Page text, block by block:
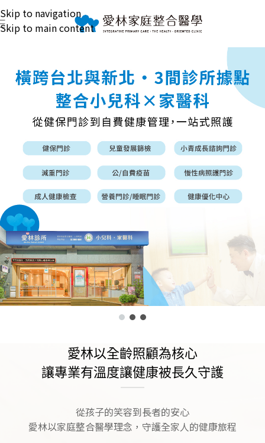
Skip to navigation
Skip to main content
愛林以全齡照顧為核心
讓專業有溫度讓健康被長久守護
從孩子的笑容到長者的安心
愛林以家庭整合醫學理念，守護全家人的健康旅程